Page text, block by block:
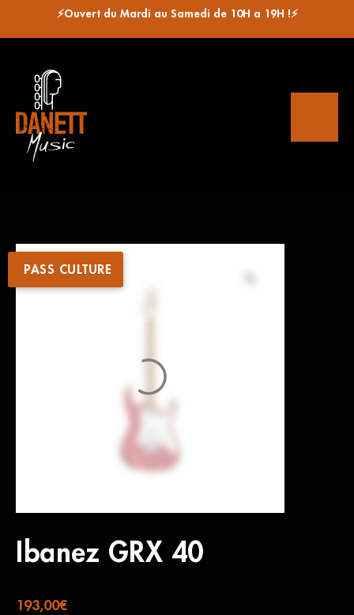
⚡Ouvert du Mardi au Samedi de 10H a 19H !⚡
PASS CULTURE
Ibanez GRX 40
193,00€